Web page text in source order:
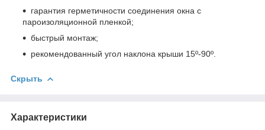
гарантия герметичности соединения окна с
пароизоляционной пленкой;
быстрый монтаж;
рекомендованный угол наклона крыши 15º-90º.
Скрыть
Характеристики